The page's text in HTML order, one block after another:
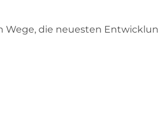
die neuesten